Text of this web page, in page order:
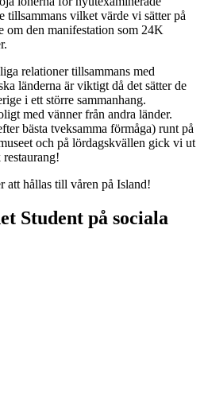
tillsammans vilket värde vi sätter på
om den manifestation som 24K
relationer tillsammans med
länderna är viktigt då det sätter de
i ett större sammanhang.
med vänner från andra länder.
bästa tveksamma förmåga) runt på
och på lördagskvällen gick vi ut
att hållas till våren på Island!
Student på sociala